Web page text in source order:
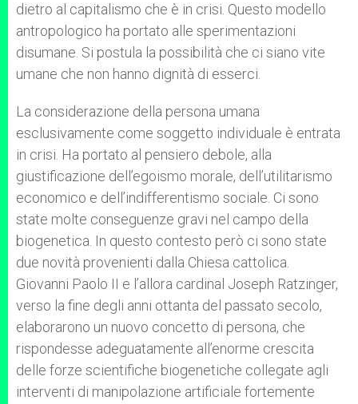
dietro al capitalismo che è in crisi. Questo modello
antropologico ha portato alle sperimentazioni
disumane. Si postula la possibilità che ci siano vite
umane che non hanno dignità di esserci.
La considerazione della persona umana
esclusivamente come soggetto individuale è entrata
in crisi. Ha portato al pensiero debole, alla
giustificazione dell’egoismo morale, dell’utilitarismo
economico e dell’indifferentismo sociale. Ci sono
state molte conseguenze gravi nel campo della
biogenetica. In questo contesto però ci sono state
due novità provenienti dalla Chiesa cattolica.
Giovanni Paolo II e l’allora cardinal Joseph Ratzinger,
verso la fine degli anni ottanta del passato secolo,
elaborarono un nuovo concetto di persona, che
rispondesse adeguatamente all’enorme crescita
delle forze scientifiche biogenetiche collegate agli
interventi di manipolazione artificiale fortemente